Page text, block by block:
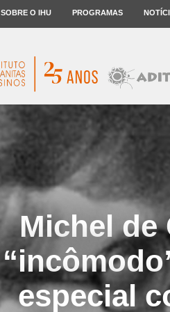
SOBRE O IHU PROGRAMAS
Michel de
especial